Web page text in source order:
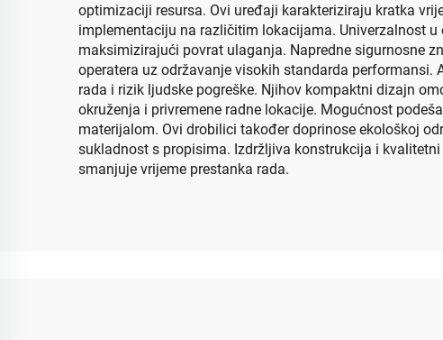
optimizaciji resursa. Ovi uređaji karakteriziraju kratka
implementaciju na različitim lokacijama. Univerzalnost
maksimizirajući povrat ulaganja. Napredne sigurnosne
operatera uz održavanje visokih standarda
rada i rizik ljudske pogreške. Njihov kompaktni dizajn
okruženja i privremene radne lokacije. Mogućnost
materijalom. Ovi drobilici također doprinose ekološkoj
sukladnost s propisima. Izdržljiva konstrukcija i
smanjuje vrijeme prestanka rada.